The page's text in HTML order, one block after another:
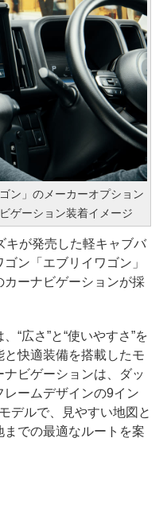
ン」のメーカーオプション
ゲーション装着イメージ
が発売した軽キャブバ
ン「エブリイワゴン」
ーナビゲーションが採
“広さ”と“使いやすさ”を
快適装備を搭載したモ
ビゲーションは、ダッ
ームデザインの9イン
デルで、見やすい地図と
での最適なルートを案